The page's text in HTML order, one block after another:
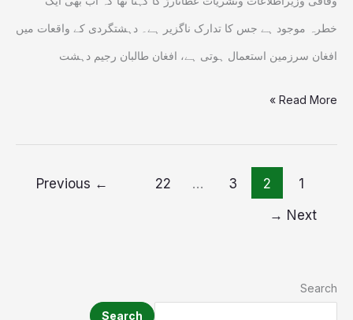
خطرہ موجود ہے جس کا تدارک ناگزیر ہے۔ دہشتگردی کے واقعات میں
افغان سرزمین استعمال ہوتی ہے، افغان طالبان رجیم دہشت
Read More »
← 1
2
3
…
22
Next
→
Search
Search